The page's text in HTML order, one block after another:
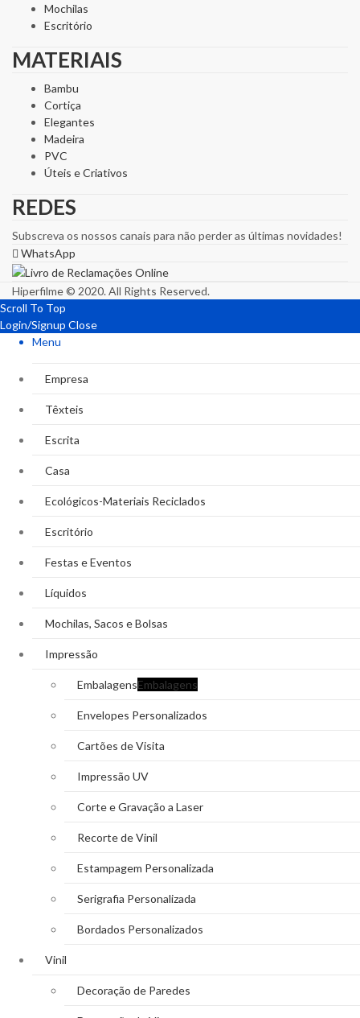
Mochilas
Escritório
MATERIAIS
Bambu
Cortiça
Elegantes
Madeira
PVC
Úteis e Criativos
REDES
Subscreva os nossos canais para não perder as últimas novidades!
WhatsApp
Hiperfilme © 2020. All Rights Reserved.
Scroll To Top
Login/Signup Close
Menu
Empresa
Têxteis
Escrita
Casa
Ecológicos-Materiais Reciclados
Escritório
Festas e Eventos
Líquidos
Mochilas, Sacos e Bolsas
Impressão
EmbalagensEmbalagens
Envelopes Personalizados
Cartões de Visita
Impressão UV
Corte e Gravação a Laser
Recorte de Vinil
Estampagem Personalizada
Serigrafia Personalizada
Bordados Personalizados
Vinil
Decoração de Paredes